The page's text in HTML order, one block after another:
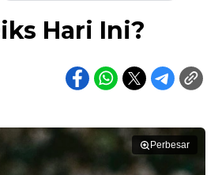
Hari Ini?
Perbesar